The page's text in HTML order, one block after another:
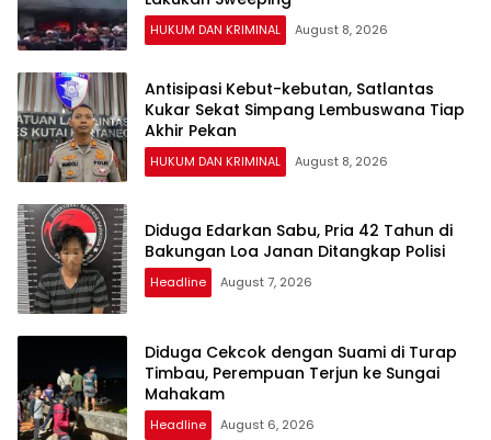
HUKUM DAN KRIMINAL August 8, 2026
Antisipasi Kebut-kebutan, Satlantas
Kukar Sekat Simpang Lembuswana Tiap
Akhir Pekan
HUKUM DAN KRIMINAL August 8, 2026
Diduga Edarkan Sabu, Pria 42 Tahun di
Bakungan Loa Janan Ditangkap Polisi
Headline August 7, 2026
Diduga Cekcok dengan Suami di Turap
Timbau, Perempuan Terjun ke Sungai
Mahakam
Headline August 6, 2026